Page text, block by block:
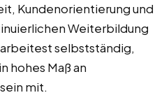
Kundenorientierung und
Weiterbildung
selbstständig,
hohes Maß an
mit.